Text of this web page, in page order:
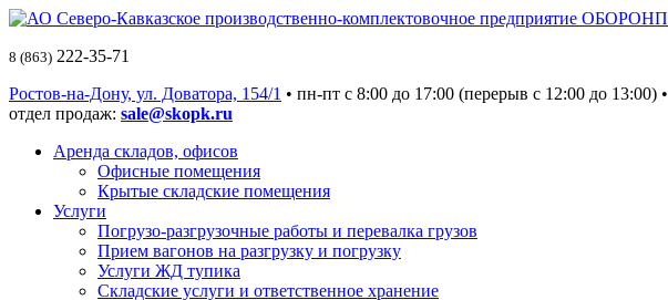
8 (863) 222-35-71
Ростов-на-Дону, ул. Доватора, 154/1 • пн-пт c 8:00 до 17:00 (перерыв с 12:00 до 13:00) •
отдел продаж: sale@skopk.ru
Аренда складов, офисов
Офисные помещения
Крытые складские помещения
Услуги
Погрузо-разгрузочные работы и перевалка грузов
Прием вагонов на разгрузку и погрузку
Услуги ЖД тупика
Складские услуги и ответственное хранение